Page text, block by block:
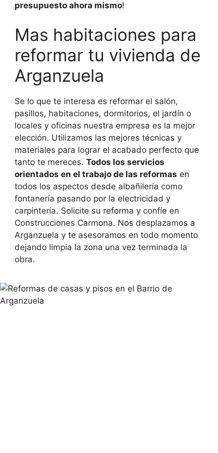
presupuesto ahora mismo!
Mas habitaciones para
reformar tu vivienda de
Arganzuela
Se lo que te interesa es reformar el salón,
pasillos, habitaciones, dormitorios, el jardín o
locales y oficinas nuestra empresa es la mejor
elección. Utilizamos las mejores técnicas y
materiales para lograr el acabado perfecto que
tanto te mereces. Todos los servicios
orientados en el trabajo de las reformas en
todos los aspectos desde albañilería como
fontanería pasando por la electricidad y
carpintería. Solicite su reforma y confíe en
Construcciones Carmona. Nos desplazamos a
Arganzuela y te asesoramos en todo momento
dejando limpia la zona una vez terminada la
obra.